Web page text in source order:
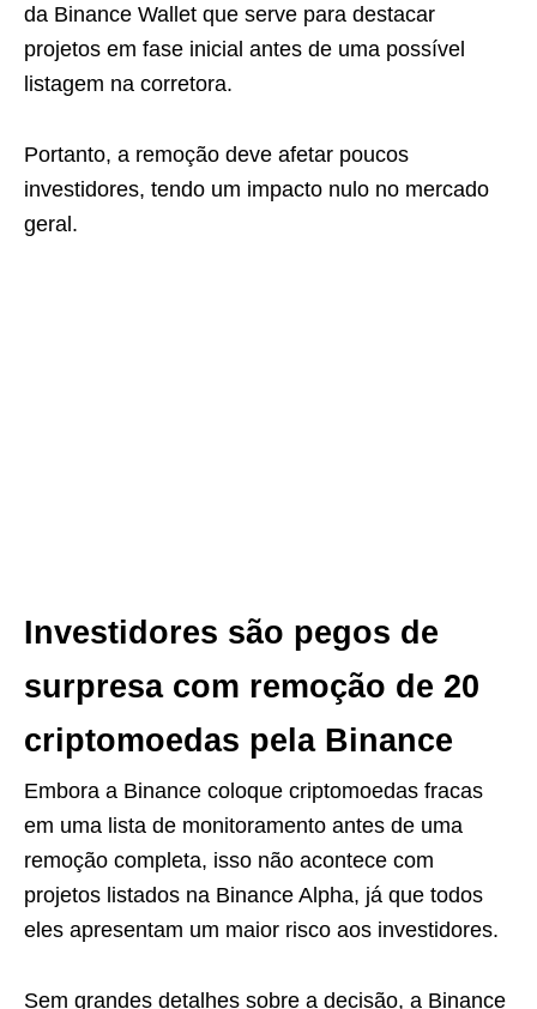
da Binance Wallet que serve para destacar
projetos em fase inicial antes de uma possível
listagem na corretora.
Portanto, a remoção deve afetar poucos
investidores, tendo um impacto nulo no mercado
geral.
Investidores são pegos de
surpresa com remoção de 20
criptomoedas pela Binance
Embora a Binance coloque criptomoedas fracas
em uma lista de monitoramento antes de uma
remoção completa, isso não acontece com
projetos listados na Binance Alpha, já que todos
eles apresentam um maior risco aos investidores.
Sem grandes detalhes sobre a decisão, a Binance